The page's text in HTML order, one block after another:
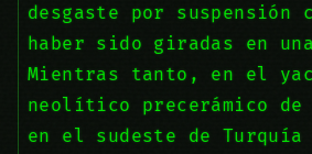
desgaste por suspensión
haber sido giradas en
Mientras tanto, en el
neolítico precerámico de
en el sudeste de